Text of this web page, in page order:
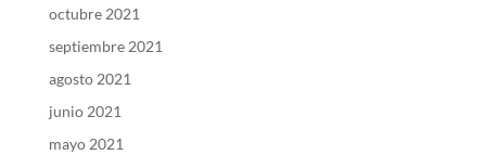
octubre 2021
septiembre 2021
agosto 2021
junio 2021
mayo 2021